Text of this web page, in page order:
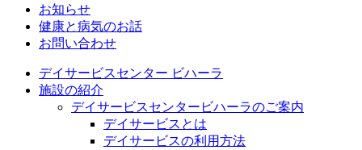
お知らせ
健康と病気のお話
お問い合わせ
デイサービスセンター ビハーラ
施設の紹介
デイサービスセンタービハーラのご案内
デイサービスとは
デイサービスの利用方法